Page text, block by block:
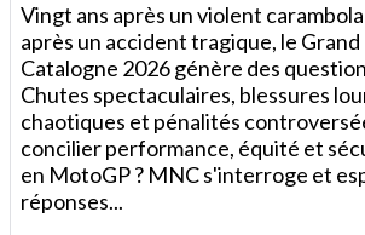
Vingt ans après un violent
après un accident tragique, le Grand
Catalogne 2026 génère des
Chutes spectaculaires, blessures
chaotiques et pénalités
concilier performance, équité et
en MotoGP ? MNC s'interroge et
réponses...